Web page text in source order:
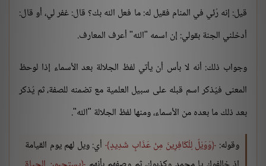
قيل: إنه رُئي في المنام فقيل له: ما فعل الله بك؟ قال: غفر لي، أو قال:
أدخلني الجنة بقولي: إن اسمه "الله" أعرف المعارف.
وجواب ذلك: أنه لا بأس أن يأتي لفظ الجلالة بعد الأسماء إذا لوحظ
المعنى فيُذكر اسم قبله على سبيل العلمية مع تضمنه للصفة، ثم يُذكر
بعد ذلك ما بعده من الأسماء، ومنها لفظ الجلالة "الله".
وقوله: وَوَيْلٌ لِلْكَافِرِينَ مِنْ عَذَابٍ شَدِيدٍ أي: ويل لهم يوم القيامة